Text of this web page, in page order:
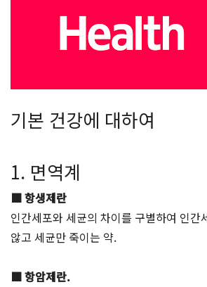
기본 건강에 대하여
1. 면역계
■ 항생제란
인간세포와 세균의 차이를 구별하여 인간
않고 세균만 죽이는 약.
■ 항암제란.